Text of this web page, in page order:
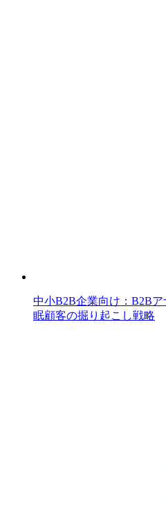
中小B2B企業向け：B2B
眠顧客の掘り起こし戦略